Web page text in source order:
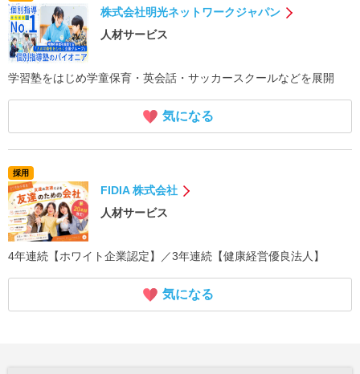
株式会社明光ネットワークジャパン
人材サービス
学習塾をはじめ学童保育・英会話・サッカースクールなどを展開
気になる
採用
FIDIA 株式会社
人材サービス
4年連続【ホワイト企業認定】／3年連続【健康経営優良法人】
気になる